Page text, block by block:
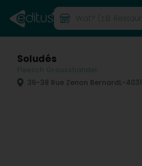
Soludés
36-38 Rue Zenon BernardL-4031